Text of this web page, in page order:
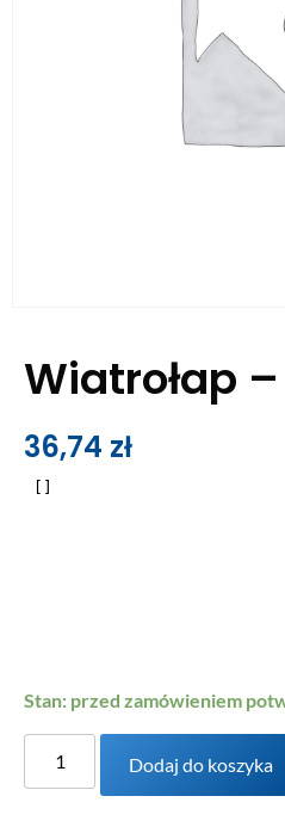
Wiatrołap –
36,74 zł
Stan: przed zamówieniem
Dodaj do koszyka